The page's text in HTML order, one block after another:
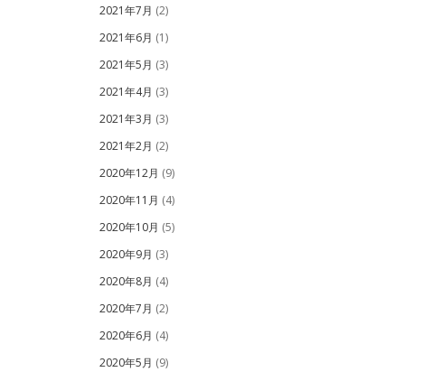
2021年7月 (2)
2021年6月 (1)
2021年5月 (3)
2021年4月 (3)
2021年3月 (3)
2021年2月 (2)
2020年12月 (9)
2020年11月 (4)
2020年10月 (5)
2020年9月 (3)
2020年8月 (4)
2020年7月 (2)
2020年6月 (4)
2020年5月 (9)